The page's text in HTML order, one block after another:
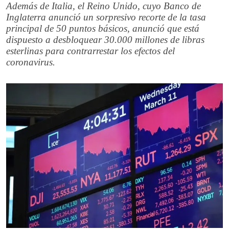
Además de Italia, el Reino Unido, cuyo Banco de
Inglaterra anunció un sorpresivo recorte de la tasa
principal de 50 puntos básicos, anunció que está
dispuesto a desbloquear 30.000 millones de libras
esterlinas para contrarrestar los efectos del
coronavirus.